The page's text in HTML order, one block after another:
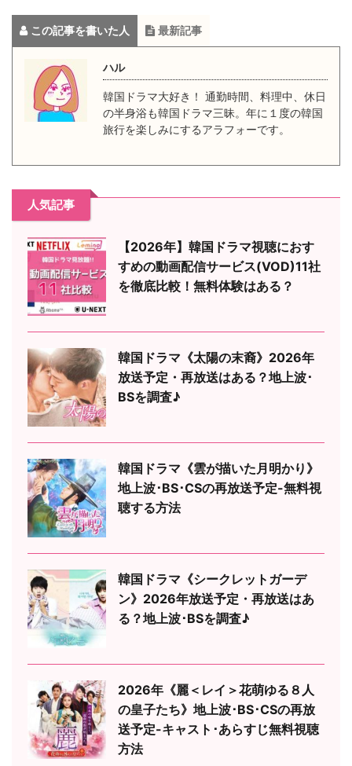
この記事を書いた人 最新記事
ハル
韓国ドラマ大好き！ 通勤時間、料理中、休日
の半身浴も韓国ドラマ三昧。年に１度の韓国
旅行を楽しみにするアラフォーです。
人気記事
【2026年】韓国ドラマ視聴におす
すめの動画配信サービス(VOD)11社
を徹底比較！無料体験はある？
韓国ドラマ《太陽の末裔》2026年
放送予定・再放送はある？地上波･
BSを調査♪
韓国ドラマ《雲が描いた月明かり》
地上波･BS･CSの再放送予定-無料視
聴する方法
韓国ドラマ《シークレットガーデ
ン》2026年放送予定・再放送はあ
る？地上波･BSを調査♪
2026年《麗＜レイ＞花萌ゆる８人
の皇子たち》地上波･BS･CSの再放
送予定-キャスト･あらすじ無料視聴
方法